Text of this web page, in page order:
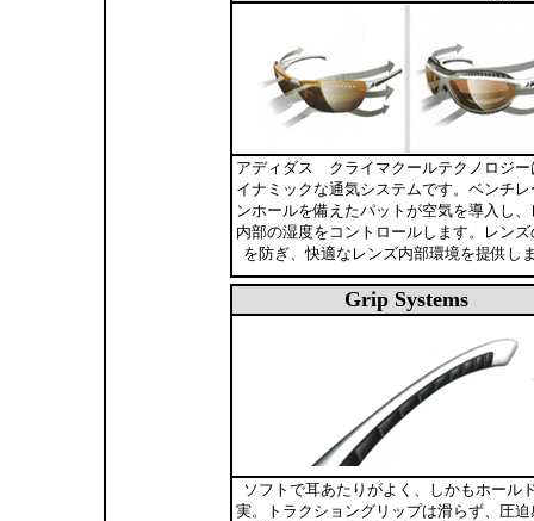
アディダス クライマクールテクノロジー
イナミックな通気システムです。ベンチレ
ンホールを備えたパットが空気を導入し、
内部の湿度をコントロールします。レンズ
を防ぎ、快適なレンズ内部環境を提供し
Grip Systems
ソフトで耳あたりがよく、しかもホール
実。トラクショングリップは滑らず、圧迫